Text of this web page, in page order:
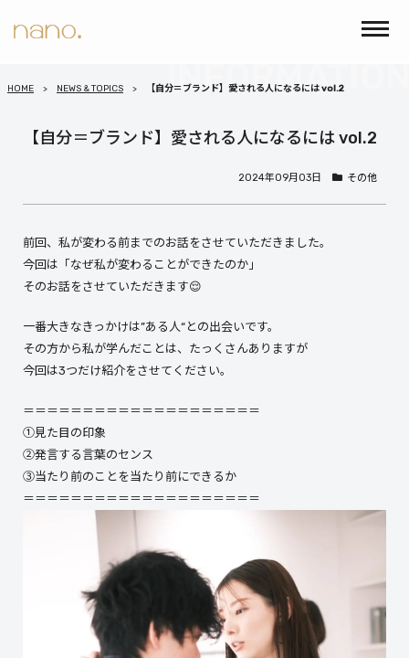
HOME NEWS & TOPICS 【自分＝ブランド】愛される人になるには vol.2
【自分＝ブランド】愛される人になるには vol.2
2024年09月03日 その他
前回、私が変わる前までのお話をさせていただきました。
今回は「なぜ私が変わることができたのか」
そのお話をさせていただきます😌
一番大きなきっかけは”ある人“との出会いです。
その方から私が学んだことは、たっくさんありますが
今回は3つだけ紹介をさせてください。
＝＝＝＝＝＝＝＝＝＝＝＝＝＝＝＝＝＝＝＝
①見た目の印象
②発言する言葉のセンス
③当たり前のことを当たり前にできるか
＝＝＝＝＝＝＝＝＝＝＝＝＝＝＝＝＝＝＝＝